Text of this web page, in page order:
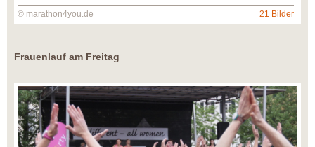
© marathon4you.de 21 Bilder
Frauenlauf am Freitag